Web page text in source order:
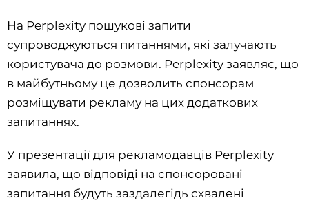
На Perplexity пошукові запити
супроводжуються питаннями, які залучають
користувача до розмови. Perplexity заявляє, що
в майбутньому це дозволить спонсорам
розміщувати рекламу на цих додаткових
запитаннях.
У презентації для рекламодавців Perplexity
заявила, що відповіді на спонсоровані
запитання будуть заздалегідь схвалені